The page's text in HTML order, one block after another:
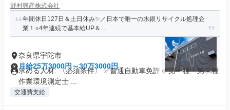
野村興産株式会社
年間休日127日＆土日休み✨／日本で唯一の水銀リサイクル処理企
業！⭐4年連続で基本給UP＆...
奈良県宇陀市
月給25万3000円～30万3000円
求める人材: 〈必須条件〉 ✅️普通自動車免許 ✅️第一種・第二種
作業環境測定士 ...
交通費支給